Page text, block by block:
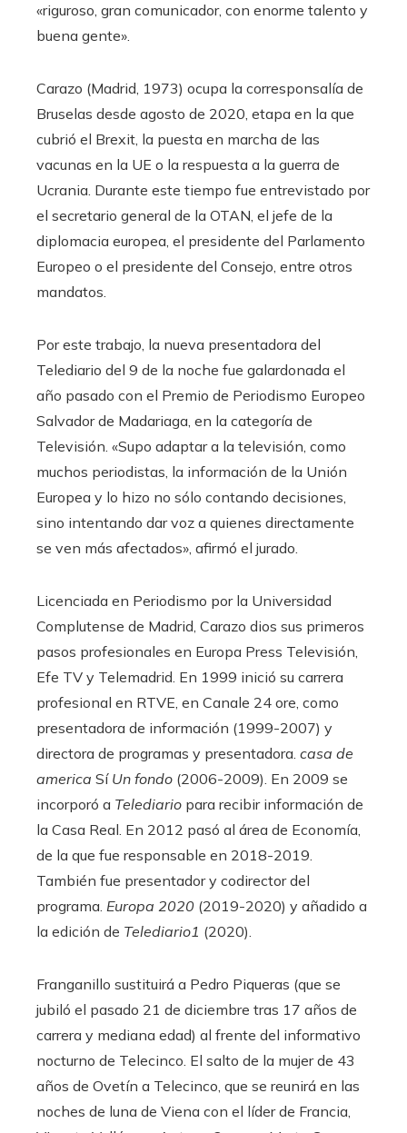
«riguroso, gran comunicador, con enorme talento y
buena gente».
Carazo (Madrid, 1973) ocupa la corresponsalía de
Bruselas desde agosto de 2020, etapa en la que
cubrió el Brexit, la puesta en marcha de las
vacunas en la UE o la respuesta a la guerra de
Ucrania. Durante este tiempo fue entrevistado por
el secretario general de la OTAN, el jefe de la
diplomacia europea, el presidente del Parlamento
Europeo o el presidente del Consejo, entre otros
mandatos.
Por este trabajo, la nueva presentadora del
Telediario del 9 de la noche fue galardonada el
año pasado con el Premio de Periodismo Europeo
Salvador de Madariaga, en la categoría de
Televisión. «Supo adaptar a la televisión, como
muchos periodistas, la información de la Unión
Europea y lo hizo no sólo contando decisiones,
sino intentando dar voz a quienes directamente
se ven más afectados», afirmó el jurado.
Licenciada en Periodismo por la Universidad
Complutense de Madrid, Carazo dios sus primeros
pasos profesionales en Europa Press Televisión,
Efe TV y Telemadrid. En 1999 inició su carrera
profesional en RTVE, en Canale 24 ore, como
presentadora de información (1999-2007) y
directora de programas y presentadora. casa de
america Sí Un fondo (2006-2009). En 2009 se
incorporó a Telediario para recibir información de
la Casa Real. En 2012 pasó al área de Economía,
de la que fue responsable en 2018-2019.
También fue presentador y codirector del
programa. Europa 2020 (2019-2020) y añadido a
la edición de Telediario1 (2020).
Franganillo sustituirá a Pedro Piqueras (que se
jubiló el pasado 21 de diciembre tras 17 años de
carrera y mediana edad) al frente del informativo
nocturno de Telecinco. El salto de la mujer de 43
años de Ovetín a Telecinco, que se reunirá en las
noches de luna de Viena con el líder de Francia,